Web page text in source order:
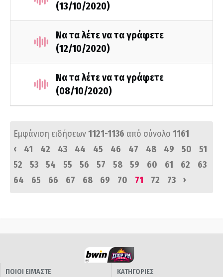
(13/10/2020)
Να τα λέτε να τα γράφετε
(12/10/2020)
Να τα λέτε να τα γράφετε
(08/10/2020)
Εμφάνιση ειδήσεων1121-1136 από σύνολο 1161
‹
41 42 43 44 45 46 47 48 49 50
51
52
53 54 55 56 57 58 59 60 61 62
63
64
65 66 67 68 69 70 71 72 73 ›
ΠΟΙΟΙ ΕΙΜΑΣΤΕ
ΚΑΤΗΓΟΡΙΕΣ